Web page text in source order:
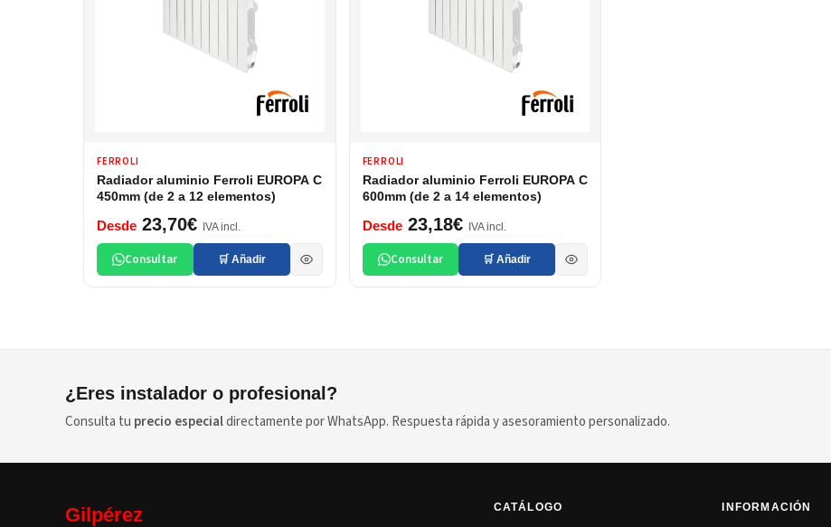
FERROLI
Radiador aluminio Ferroli EUROPA C
450mm (de 2 a 12 elementos)
Desde 23,70€ IVA incl.
Consultar 🛒 Añadir
FERROLI
Radiador aluminio Ferroli EUROPA C
600mm (de 2 a 14 elementos)
Desde23,18€ IVA incl.
Consultar 🛒 Añadir
¿Eres instalador o profesional?
Consulta tu precio especialdirectamente por WhatsApp. Respuesta rápida y asesoramiento personalizado.
Gilpérez CATÁLOGO INFORMACIÓN